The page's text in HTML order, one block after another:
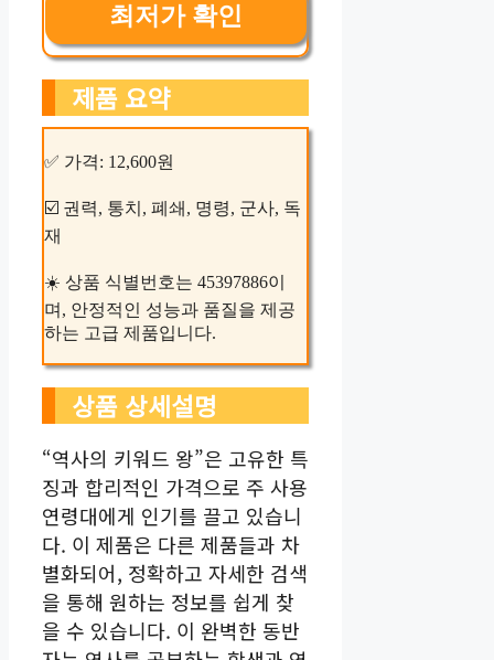
최저가 확인
제품 요약
✅ 가격: 12,600원
☑️ 권력, 통치, 폐쇄, 명령, 군사, 독
재
☀️ 상품 식별번호는 45397886이
며, 안정적인 성능과 품질을 제공
하는 고급 제품입니다.
상품 상세설명
“역사의 키워드 왕”은 고유한 특
징과 합리적인 가격으로 주 사용
연령대에게 인기를 끌고 있습니
다. 이 제품은 다른 제품들과 차
별화되어, 정확하고 자세한 검색
을 통해 원하는 정보를 쉽게 찾
을 수 있습니다. 이 완벽한 동반